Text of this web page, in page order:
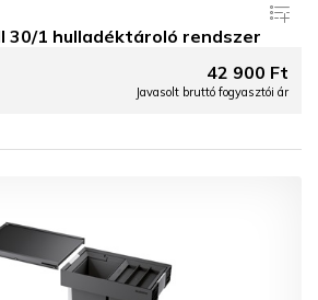
II 30/1 hulladéktároló rendszer
42 900 Ft
Javasolt bruttó fogyasztói ár